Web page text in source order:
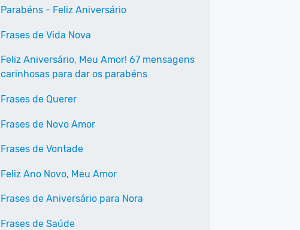
Parabéns - Feliz Aniversário
Frases de Vida Nova
Feliz Aniversário, Meu Amor! 67 mensagens
carinhosas para dar os parabéns
Frases de Querer
Frases de Novo Amor
Frases de Vontade
Feliz Ano Novo, Meu Amor
Frases de Aniversário para Nora
Frases de Saúde